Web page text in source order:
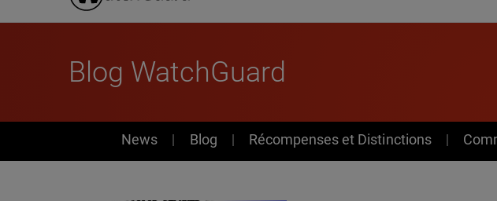
Blog WatchGuard
News
News Blog Récompenses et Distinctions